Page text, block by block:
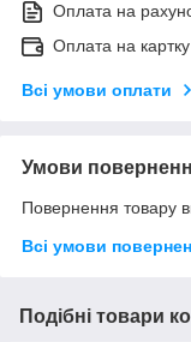
Оплата на
Оплата на
Всі умови оплати
Умови
Повернення товару
Всі умови
Подібні товари